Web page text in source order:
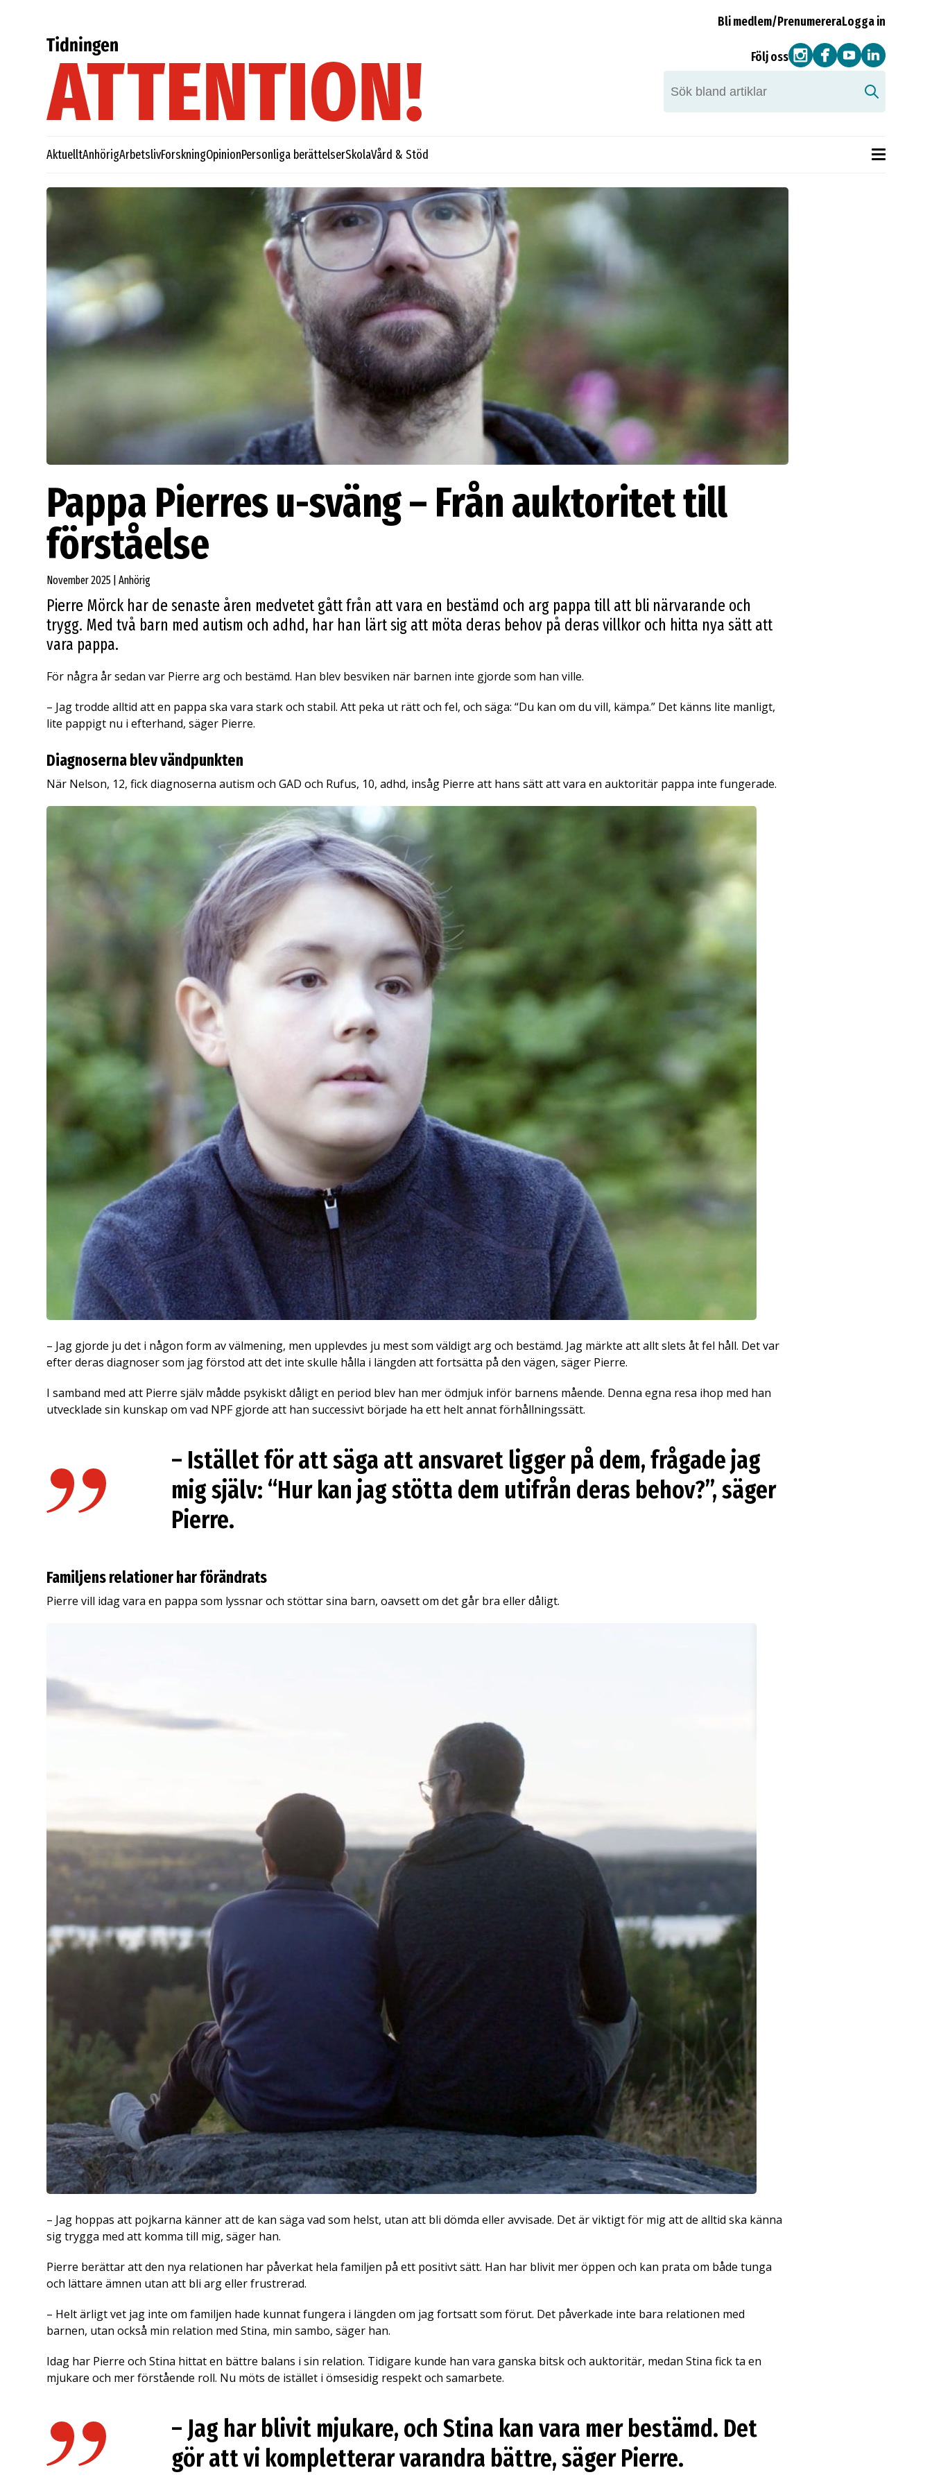
Bli medlem/PrenumereraLogga in
Följ oss
AktuelltAnhörigArbetslivForskningOpinionPersonliga berättelserSkolaVård & Stöd
Pappa Pierres u-sväng – Från auktoritet till
förståelse
November 2025 | Anhörig
Pierre Mörck har de senaste åren medvetet gått från att vara en bestämd och arg pappa till att bli närvarande och
trygg. Med två barn med autism och adhd, har han lärt sig att möta deras behov på deras villkor och hitta nya sätt att
vara pappa.
För några år sedan var Pierre arg och bestämd. Han blev besviken när barnen inte gjorde som han ville.
– Jag trodde alltid att en pappa ska vara stark och stabil. Att peka ut rätt och fel, och säga: “Du kan om du vill, kämpa.” Det känns lite manligt,
lite pappigt nu i efterhand, säger Pierre.
Diagnoserna blev vändpunkten
När Nelson, 12, fick diagnoserna autism och GAD och Rufus, 10, adhd, insåg Pierre att hans sätt att vara en auktoritär pappa inte fungerade.
– Jag gjorde ju det i någon form av välmening, men upplevdes ju mest som väldigt arg och bestämd. Jag märkte att allt slets åt fel håll. Det var
efter deras diagnoser som jag förstod att det inte skulle hålla i längden att fortsätta på den vägen, säger Pierre.
I samband med att Pierre själv mådde psykiskt dåligt en period blev han mer ödmjuk inför barnens mående. Denna egna resa ihop med han
utvecklade sin kunskap om vad NPF gjorde att han successivt började ha ett helt annat förhållningssätt.
– Istället för att säga att ansvaret ligger på dem, frågade jag
mig själv: “Hur kan jag stötta dem utifrån deras behov?”, säger
Pierre.
Familjens relationer har förändrats
Pierre vill idag vara en pappa som lyssnar och stöttar sina barn, oavsett om det går bra eller dåligt.
– Jag hoppas att pojkarna känner att de kan säga vad som helst, utan att bli dömda eller avvisade. Det är viktigt för mig att de alltid ska känna
sig trygga med att komma till mig, säger han.
Pierre berättar att den nya relationen har påverkat hela familjen på ett positivt sätt. Han har blivit mer öppen och kan prata om både tunga
och lättare ämnen utan att bli arg eller frustrerad.
– Helt ärligt vet jag inte om familjen hade kunnat fungera i längden om jag fortsatt som förut. Det påverkade inte bara relationen med
barnen, utan också min relation med Stina, min sambo, säger han.
Idag har Pierre och Stina hittat en bättre balans i sin relation. Tidigare kunde han vara ganska bitsk och auktoritär, medan Stina fick ta en
mjukare och mer förstående roll. Nu möts de istället i ömsesidig respekt och samarbete.
– Jag har blivit mjukare, och Stina kan vara mer bestämd. Det
gör att vi kompletterar varandra bättre, säger Pierre.